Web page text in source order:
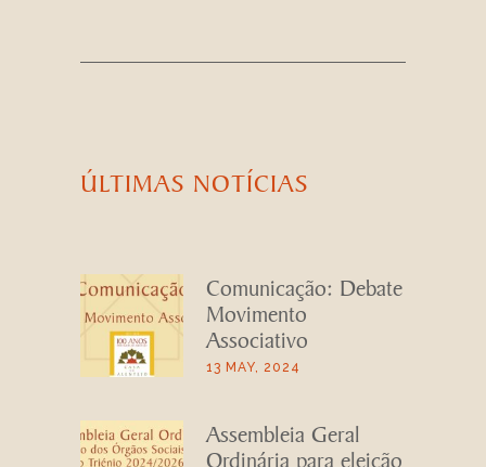
ÚLTIMAS NOTÍCIAS
Comunicação: Debate
Movimento
Associativo
13 MAY, 2024
Assembleia Geral
Ordinária para eleição